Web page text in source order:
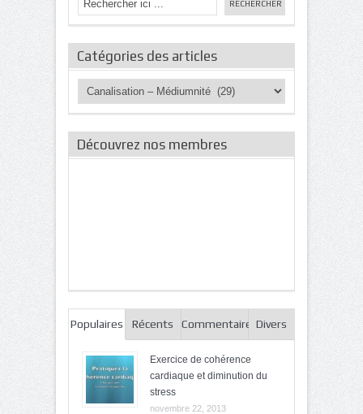
Catégories des articles
Catégories
des
Découvrez nos membres
Populaires Récents CommentairesDivers
Exercice de cohérence
cardiaque et diminution du
stress
novembre 22, 2013